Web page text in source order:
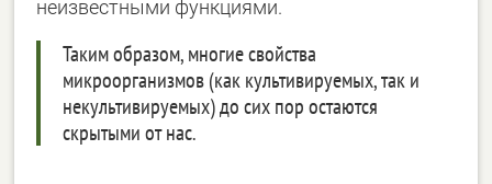
неизвестными функциями.
Таким образом, многие свойства
микроорганизмов (как культивируемых, так и
некультивируемых) до сих пор остаются
скрытыми от нас.